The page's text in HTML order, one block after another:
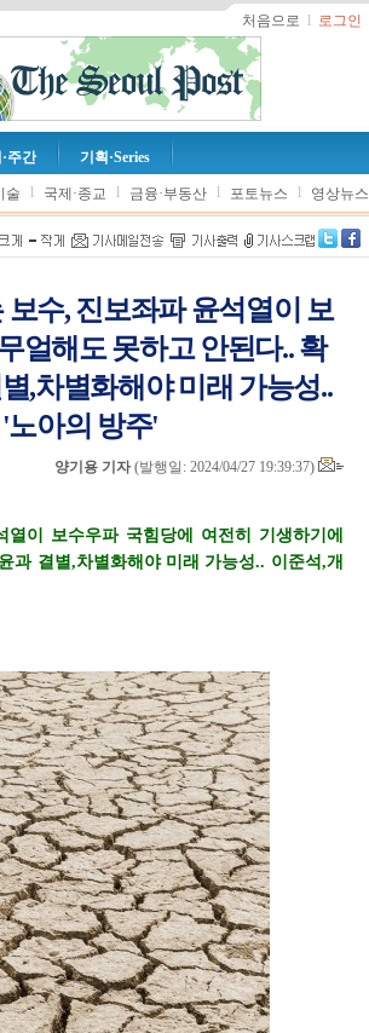
처음으로 l 로그인
주간 기획·Series
술 l 국제·종교 l 금융·부동산 l 포토뉴스 l 영상뉴스
수, 진보좌파 윤석열이 보
얼해도 못하고 안된다.. 확
,차별화해야 미래 가능성..
노아의 방주'
양기용 기자(발행일: 2024/04/27 19:39:37)
이 보수우파 국힘당에 여전히 기생하기에
과 결별,차별화해야 미래 가능성.. 이준석,개